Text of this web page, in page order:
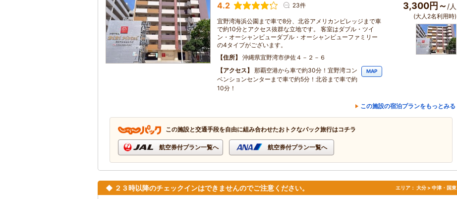
4.2 23件
宜野湾海浜公園まで車で8分、北谷アメリカンビレッジまで車
で約10分とアクセス抜群な立地です。 客室はダブル・ツイ
ン・オーシャンビューダブル・オーシャンビューファミリー
の4タイプがございます。
住所
沖縄県宜野湾市伊佐４－２－６
アクセス
那覇空港から車で約30分！宜野湾コン
ベンションセンターまで車で約5分！北谷まで車で約
10分！
MAP
3,300円～ /人
(大人2名利用時)
この施設の宿泊プランをもっとみる
この施設と交通手段を自由に組み合わせたおトクなパック旅行はコチラ
航空券付プラン一覧へ 航空券付プラン一覧へ
◆ ２３時以降のチェックインはできませんのでご注意ください。 エリア： 大分 > 中津・国東